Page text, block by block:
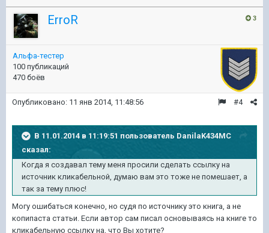
3
ErroR
Альфа-тестер
100 публикаций
470 боёв
#4
Опубликовано: 11 янв 2014, 11:48:56
В 11.01.2014 в 11:19:51 пользователь DanilaK434MC
сказал:
Когда я создавал тему меня просили сделать ссылку на
источник кликабельной, думаю вам это тоже не помешает, а
так за тему плюс!
Могу ошибаться конечно, но судя по источнику это книга, а не
копипаста статьи. Если автор сам писал основываясь на книге то
кликабельную ссылку на, что Вы хотите?